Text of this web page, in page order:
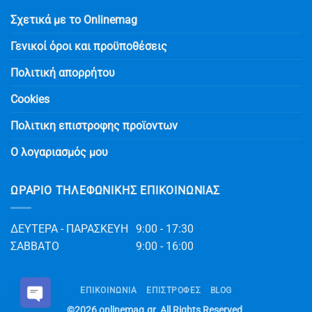
Σχετικά με το Onlinemag
Γενικοί όροι και προϋποθέσεις
Πολιτική απορρήτου
Cookies
Πολιτικη επιστροφης προϊοντων
Ο λογαριασμός μου
ΩΡΆΡΙΟ ΤΗΛΕΦΩΝΙΚΉΣ ΕΠΙΚΟΙΝΩΝΊΑΣ
ΔΕΥΤΕΡΑ - ΠΑΡΑΣΚΕΥΗ
9:00 - 17:30
ΣΑΒΒΑΤΟ
9:00 - 16:00
ΕΠΙΚΟΙΝΩΝΊΑ ΕΠΙΣΤΡΟΦΕΣ BLOG